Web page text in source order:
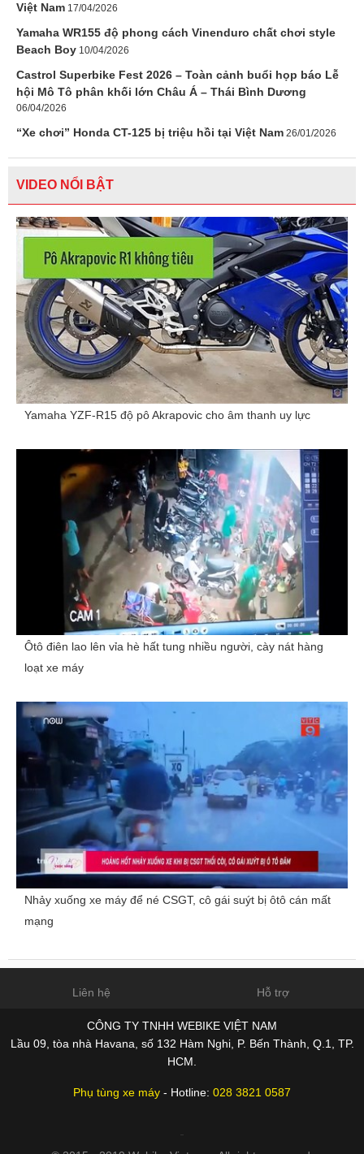
Việt Nam 17/04/2026
Yamaha WR155 độ phong cách Vinenduro chất chơi style
Beach Boy 10/04/2026
Castrol Superbike Fest 2026 – Toàn cảnh buổi họp báo Lễ
hội Mô Tô phân khối lớn Châu Á – Thái Bình Dương
06/04/2026
“Xe chơi” Honda CT-125 bị triệu hồi tại Việt Nam 26/01/2026
VIDEO NỔI BẬT
Yamaha YZF-R15 độ pô Akrapovic cho âm thanh uy lực
Ôtô điên lao lên vỉa hè hất tung nhiều người, cày nát hàng
loạt xe máy
Nhảy xuống xe máy để né CSGT, cô gái suýt bị ôtô cán mất
mạng
Liên hệ Hỗ trợ
CÔNG TY TNHH WEBIKE VIỆT NAM
Lầu 09, tòa nhà Havana, số 132 Hàm Nghi, P. Bến Thành, Q.1, TP.
HCM.
Phụ tùng xe máy - Hotline: 028 3821 0587